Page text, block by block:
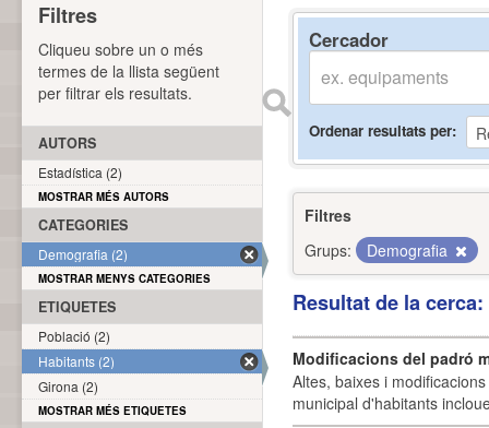
Cercador
Ordenar resultats per
Filtres
Grups:
Demografia
Resultat de la
Modificacions del padró
Altes, baixes i
municipal d'habitants
Filtres
Cliqueu sobre un o més
termes de la llista següent
per filtrar els resultats.
AUTORS
Estadística (2)
MOSTRAR MÉS AUTORS
CATEGORIES
Demografia (2)
MOSTRAR MENYS CATEGORIES
ETIQUETES
Població (2)
Habitants (2)
Girona (2)
MOSTRAR MÉS ETIQUETES